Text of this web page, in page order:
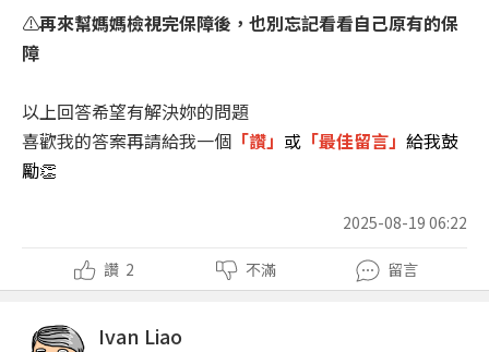
⚠️再來幫媽媽檢視完保障後，也別忘記看看自己原有的保
障
以上回答希望有解決妳的問題
喜歡我的答案再請給我一個 「讚」 或 「最佳留言」 給我鼓
勵👏
2025-08-19 06:22
讚 2 不滿 留言
Ivan Liao